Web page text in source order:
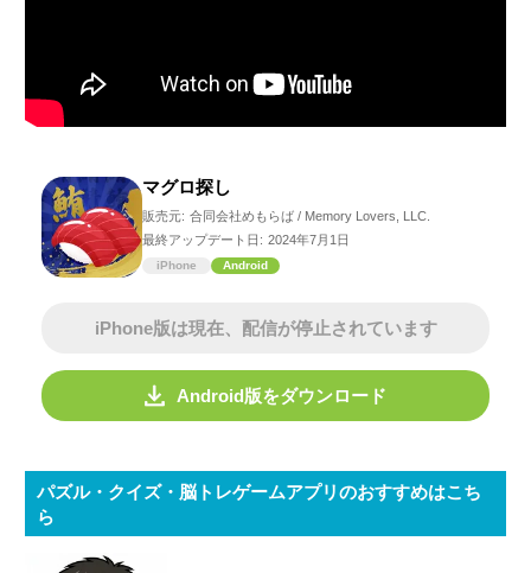
マグロ探し
販売元: 合同会社めもらば / Memory Lovers, LLC.
最終アップデート日: 2024年7月1日
iPhone Android
iPhone版は現在、配信が停止されています
Android版をダウンロード
パズル・クイズ・脳トレゲームアプリのおすすめはこち
ら